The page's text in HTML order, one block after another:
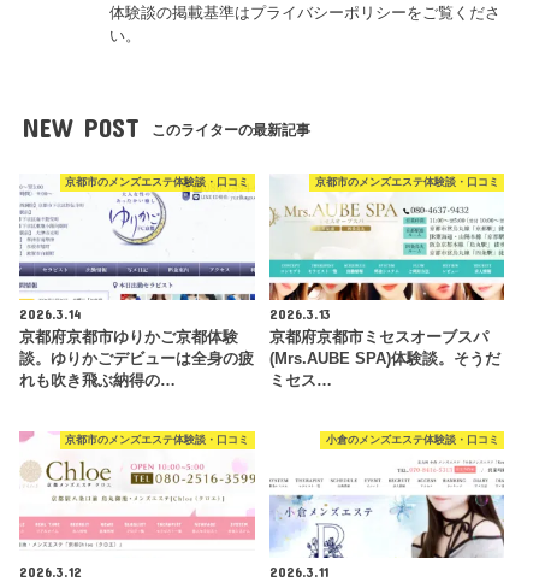
体験談の掲載基準はプライバシーポリシーをご覧くださ
い。
NEW POST このライターの最新記事
京都市のメンズエステ体験談・口コミ
2026.3.14
京都府京都市ゆりかご京都体験
談。ゆりかごデビューは全身の疲
れも吹き飛ぶ納得の…
京都市のメンズエステ体験談・口コミ
2026.3.13
京都府京都市ミセスオーブスパ
(Mrs.AUBE SPA)体験談。そうだ
ミセス…
京都市のメンズエステ体験談・口コミ
2026.3.12
小倉のメンズエステ体験談・口コミ
2026.3.11